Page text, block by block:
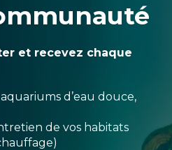
et recevez chaque
d’eau douce,
de vos habitats